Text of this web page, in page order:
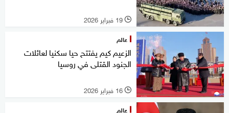
l 19 فبراير 2026
عالم
الزعيم كيم يفتتح حيا سكنيا لعائلات
الجنود القتلى في روسيا
l 16 فبراير 2026
عالم